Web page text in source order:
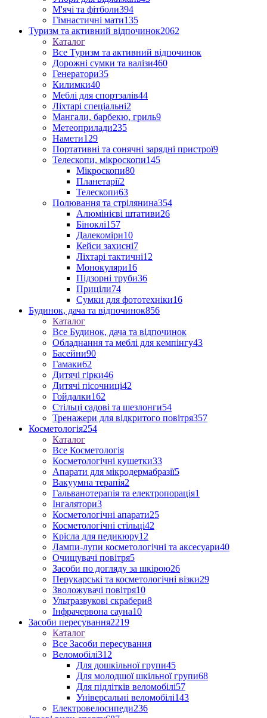
М'ячі та фітболи394
Гімнастичні мати135
Туризм та активний відпочинок2062
Каталог
Все Туризм та активний відпочинок
Дорожні сумки та валізи460
Генератори35
Килимки40
Меблі для спортзалів44
Ліхтарі спеціальні2
Мангали, барбекю, гриль9
Метеоприлади235
Намети129
Портативні та сонячні зарядні пристрої9
Телескопи, мікроскопи145
Мікроскопи80
Планетарії2
Телескопи63
Полювання та стрілянина354
Алюмінієві штативи26
Біноклі157
Далекоміри10
Кейси захисні7
Ліхтарі тактичні12
Монокуляри16
Підзорні труби36
Приціли74
Сумки для фототехніки16
Будинок, дача та відпочинок856
Каталог
Все Будинок, дача та відпочинок
Обладнання та меблі для кемпінгу43
Басейни90
Гамаки62
Дитячі гірки46
Дитячі пісочниці42
Гойдалки162
Стільці садові та шезлонги54
Тренажери для відкритого повітря357
Косметологія254
Каталог
Все Косметологія
Косметологічні кушетки33
Апарати для мікродермабразії5
Вакуумна терапія2
Гальванотерапія та електропорація1
Інгалятори3
Косметологічні апарати25
Косметологічні стільці42
Крісла для педикюру12
Лампи-лупи косметологічні та аксесуари40
Очищувачі повітря5
Засоби по догляду за шкірою26
Перукарські та косметологічні візки29
Зволожувачі повітря10
Ультразвукові скрабери8
Інфрачервона сауна10
Засоби пересування2219
Каталог
Все Засоби пересування
Веломобілі312
Для дошкільної групи45
Для молодшої шкільної групи68
Для підлітків веломобілі57
Універсальні веломобілі143
Електровелосипеди236